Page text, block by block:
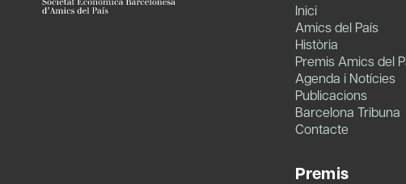
Inici
Amics del País
Història
Premis Amics del
Agenda i Notícies
Publicacions
Barcelona Tribuna
Contacte
Premis